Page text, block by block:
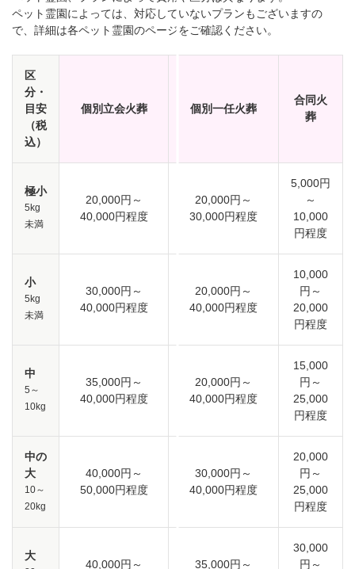
ペット霊園によっては、対応していないプランもございますの
で、詳細は各ペット霊園のページをご確認ください。
区
分・
目安
（税
込）
個別立会火葬 個別一任火葬
合同火
葬
極小
5kg
未満
20,000円～
40,000円程度
20,000円～
30,000円程度
5,000円
～
10,000
円程度
小
5kg
未満
30,000円～
40,000円程度
20,000円～
40,000円程度
10,000
円～
20,000
円程度
中
5～
10kg
35,000円～
40,000円程度
20,000円～
40,000円程度
15,000
円～
25,000
円程度
中の
大
10～
20kg
40,000円～
50,000円程度
30,000円～
40,000円程度
20,000
円～
25,000
円程度
大
40,000円～
35,000円～
30,000
円～